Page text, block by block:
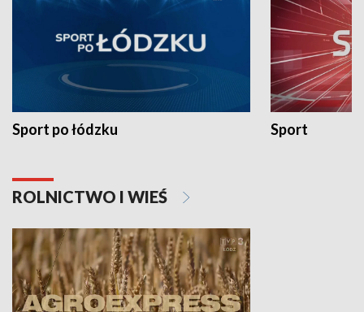
Sport po łódzku Sport
ROLNICTWO I WIEŚ